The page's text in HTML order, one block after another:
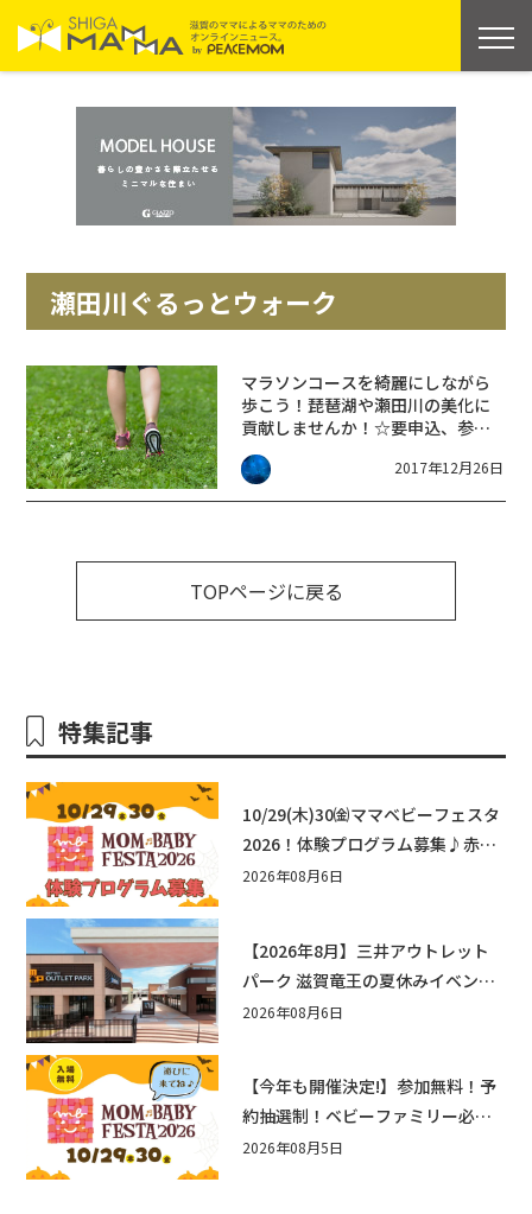
瀬田川ぐるっとウォーク
マラソンコースを綺麗にしながら
歩こう！琵琶湖や瀬田川の美化に
貢献しませんか！☆要申込、参加
無料
2017年12月26日
TOPページに戻る
特集記事
10/29(木)30㈮ママベビーフェスタ
2026！体験プログラム募集♪赤ち
ゃん向けイベントに出演しません
2026年08月6日
【2026年8月】三井アウトレット
パーク 滋賀竜王の夏休みイベント
まとめ！びしょぬれ水あそび・激
2026年08月6日
【今年も開催決定!】参加無料！予
約抽選制！ベビーファミリー必見
☆入場無料☆10/29(木)30(金)ママ
2026年08月5日